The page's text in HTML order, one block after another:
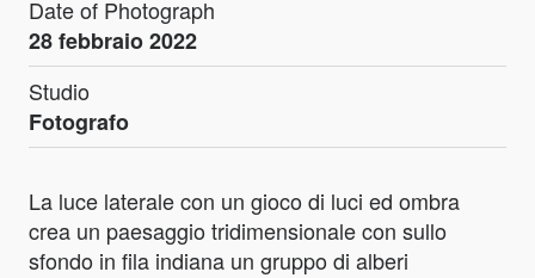
Date of Photograph
28 febbraio 2022
Studio
Fotografo
La luce laterale con un gioco di luci ed ombra
crea un paesaggio tridimensionale con sullo
sfondo in fila indiana un gruppo di alberi